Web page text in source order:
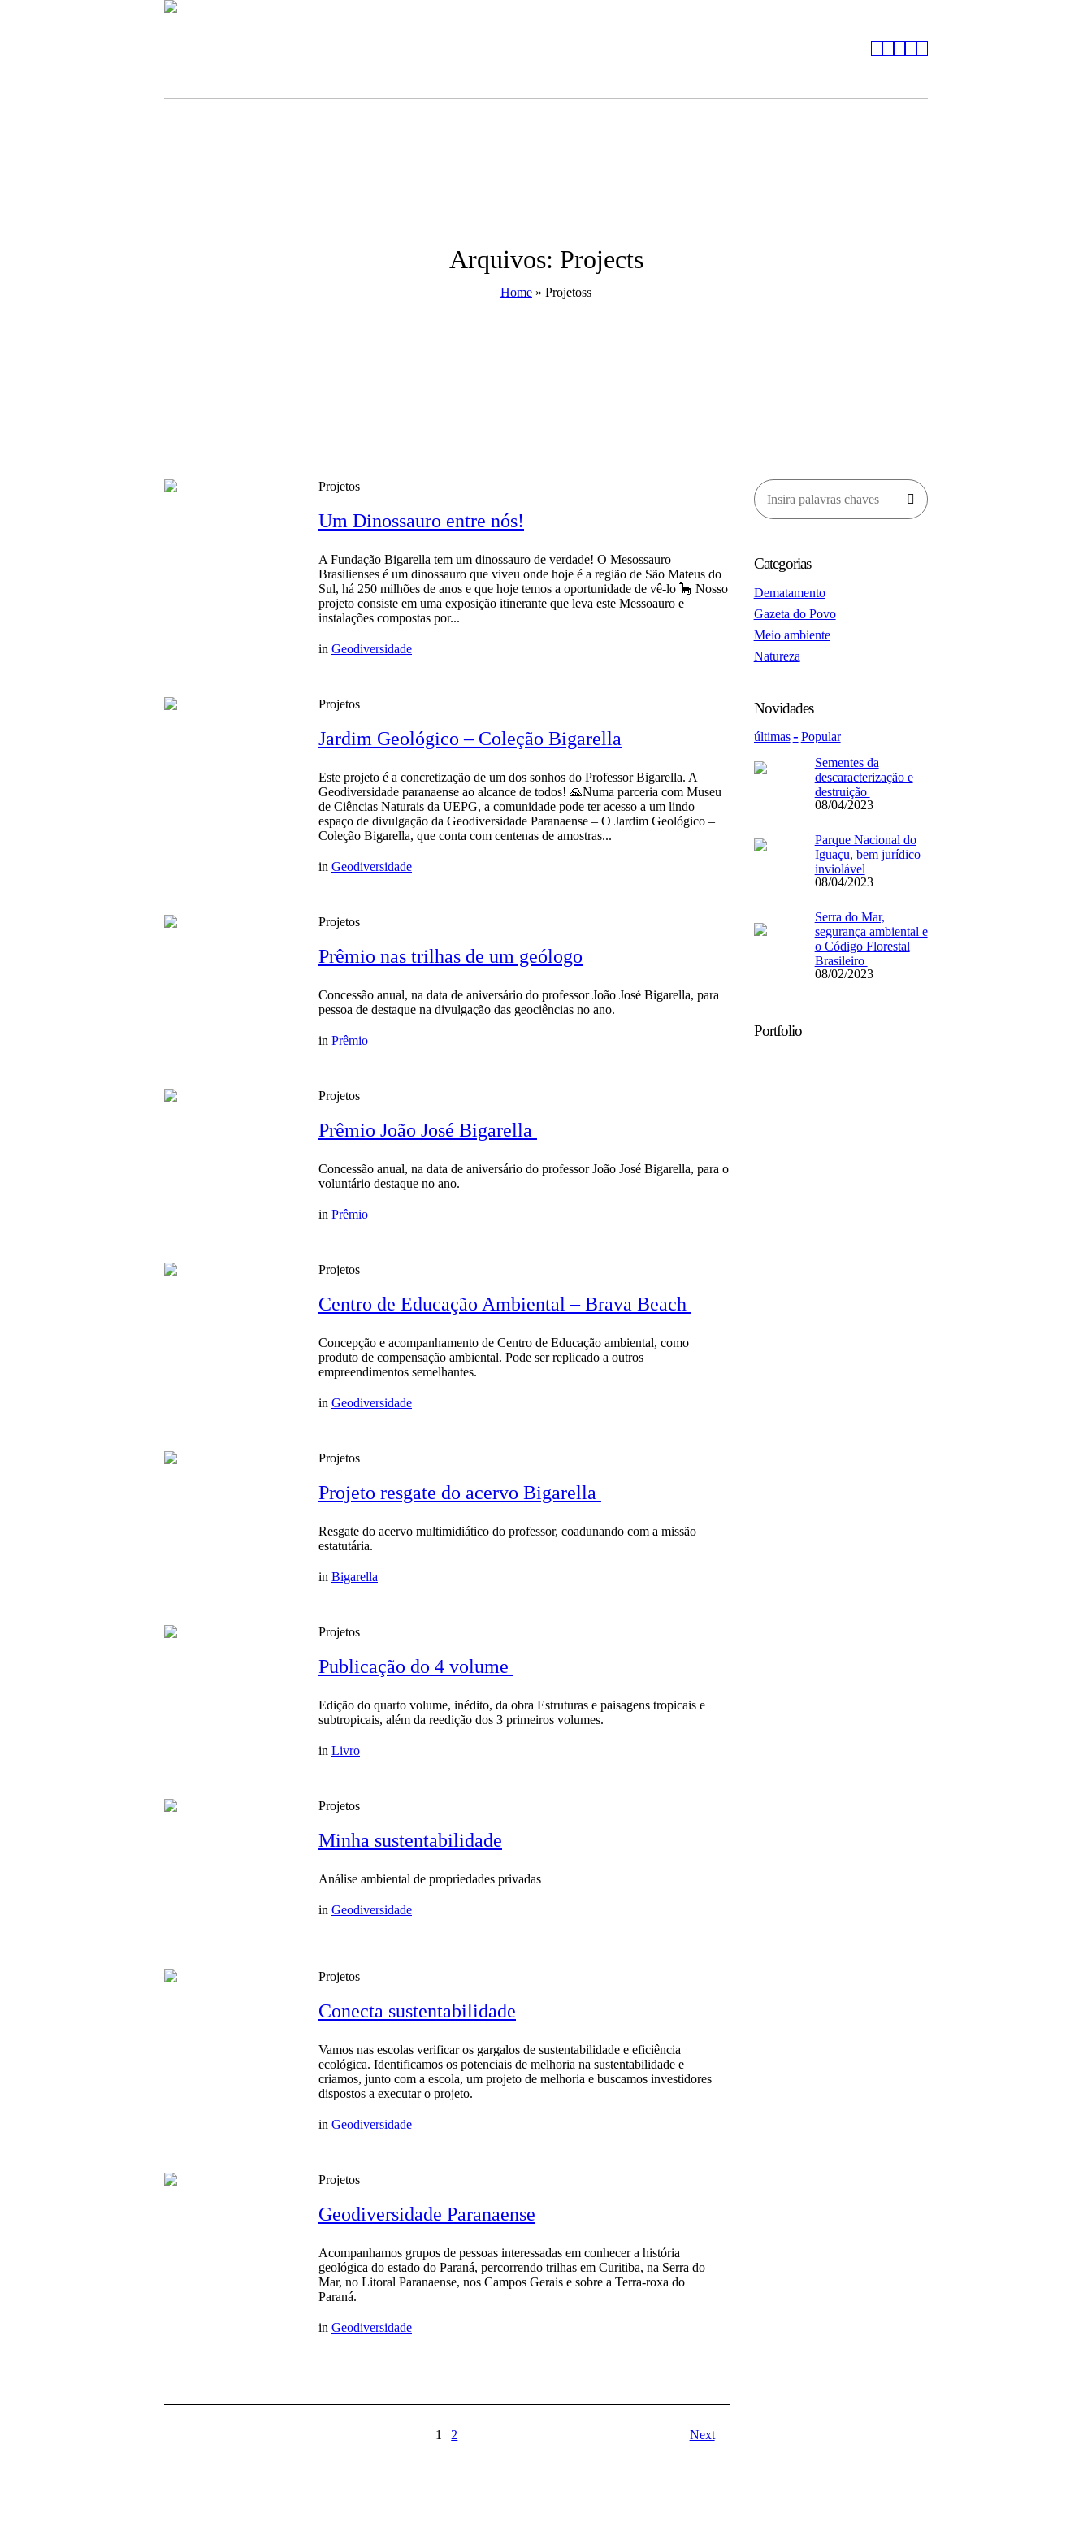
Arquivos: Projects
Home » Projetoss
Projetos
Um Dinossauro entre nós!
A Fundação Bigarella tem um dinossauro de verdade! O Mesossauro
Brasilienses é um dinossauro que viveu onde hoje é a região de São Mateus do
Sul, há 250 milhões de anos e que hoje temos a oportunidade de vê-lo 🦕 Nosso
projeto consiste em uma exposição itinerante que leva este Messoauro e
instalações compostas por...
in Geodiversidade
Projetos
Jardim Geológico – Coleção Bigarella
Este projeto é a concretização de um dos sonhos do Professor Bigarella. A
Geodiversidade paranaense ao alcance de todos! 🙏Numa parceria com Museu
de Ciências Naturais da UEPG, a comunidade pode ter acesso a um lindo
espaço de divulgação da Geodiversidade Paranaense – O Jardim Geológico –
Coleção Bigarella, que conta com centenas de amostras...
in Geodiversidade
Projetos
Prêmio nas trilhas de um geólogo
Concessão anual, na data de aniversário do professor João José Bigarella, para
pessoa de destaque na divulgação das geociências no ano.
in Prêmio
Projetos
Prêmio João José Bigarella
Concessão anual, na data de aniversário do professor João José Bigarella, para o
voluntário destaque no ano.
in Prêmio
Projetos
Centro de Educação Ambiental – Brava Beach
Concepção e acompanhamento de Centro de Educação ambiental, como
produto de compensação ambiental. Pode ser replicado a outros
empreendimentos semelhantes.
in Geodiversidade
Projetos
Projeto resgate do acervo Bigarella
Resgate do acervo multimidiático do professor, coadunando com a missão
estatutária.
in Bigarella
Projetos
Publicação do 4 volume
Edição do quarto volume, inédito, da obra Estruturas e paisagens tropicais e
subtropicais, além da reedição dos 3 primeiros volumes.
in Livro
Projetos
Minha sustentabilidade
Análise ambiental de propriedades privadas
in Geodiversidade
Projetos
Conecta sustentabilidade
Vamos nas escolas verificar os gargalos de sustentabilidade e eficiência
ecológica. Identificamos os potenciais de melhoria na sustentabilidade e
criamos, junto com a escola, um projeto de melhoria e buscamos investidores
dispostos a executar o projeto.
in Geodiversidade
Projetos
Geodiversidade Paranaense
Acompanhamos grupos de pessoas interessadas em conhecer a história
geológica do estado do Paraná, percorrendo trilhas em Curitiba, na Serra do
Mar, no Litoral Paranaense, nos Campos Gerais e sobre a Terra-roxa do
Paraná.
in Geodiversidade
1 2 Next
Categorias
Dematamento
Gazeta do Povo
Meio ambiente
Natureza
Novidades
últimas
Popular
Sementes da
descaracterização e
destruição
08/04/2023
Parque Nacional do
Iguaçu, bem jurídico
inviolável
08/04/2023
Serra do Mar,
segurança ambiental e
o Código Florestal
Brasileiro
08/02/2023
Portfolio